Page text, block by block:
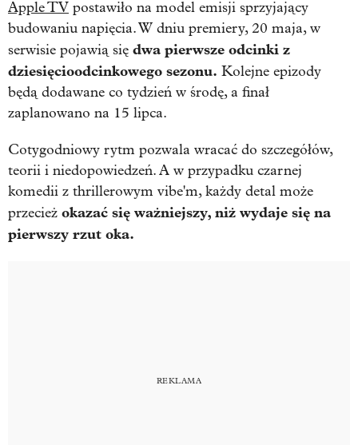
Apple TV postawiło na model emisji sprzyjający
budowaniu napięcia. W dniu premiery, 20 maja, w
serwisie pojawią się dwa pierwsze odcinki z
dziesięcioodcinkowego sezonu. Kolejne epizody
będą dodawane co tydzień w środę, a finał
zaplanowano na 15 lipca.
Cotygodniowy rytm pozwala wracać do szczegółów,
teorii i niedopowiedzeń. A w przypadku czarnej
komedii z thrillerowym vibe'm, każdy detal może
przecież okazać się ważniejszy, niż wydaje się na
pierwszy rzut oka.